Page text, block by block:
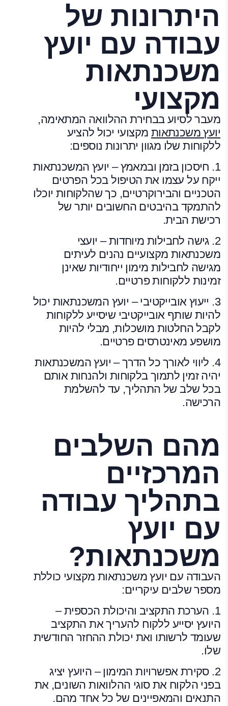
היתרונות של
עבודה עם יועץ
משכנתאות
מקצועי
מעבר לסיוע בבחירת ההלוואה המתאימה,
יועץ משכנתאות מקצועי יכול להציע
ללקוחות שלו מגוון יתרונות נוספים:
1. חיסכון בזמן ובמאמץ – יועץ המשכנתאות
ייקח על עצמו את הטיפול בכל הפרטים
הטכניים והבירוקרטיים, כך שהלקוחות יוכלו
להתמקד בהיבטים החשובים יותר של
רכישת הבית.
2. גישה לחבילות מיוחדות – יועצי
משכנתאות מקצועיים נהנים לעיתים
מגישה לחבילות מימון ייחודיות שאינן
זמינות ללקוחות פרטיים.
3. ייעוץ אובייקטיבי – יועץ המשכנתאות יכול
להיות שותף אובייקטיבי שיסייע ללקוחות
לקבל החלטות מושכלות, מבלי להיות
מושפע מאינטרסים פרטיים.
4. ליווי לאורך כל הדרך – יועץ המשכנתאות
יהיה זמין לתמוך בלקוחות ולהנחות אותם
בכל שלב של התהליך, עד להשלמת
הרכישה.
מהם השלבים
המרכזיים
בתהליך עבודה
עם יועץ
משכנתאות?
העבודה עם יועץ משכנתאות מקצועי כוללת
מספר שלבים עיקריים:
1. הערכת התקציב והיכולת הכספית –
היועץ יסייע ללקוח להעריך את התקציב
שעומד לרשותו ואת יכולת ההחזר החודשית
שלו.
2. סקירת אפשרויות המימון – היועץ יציג
בפני הלקוח את סוגי ההלוואות השונים, את
התנאים והמאפיינים של כל אחד מהם.